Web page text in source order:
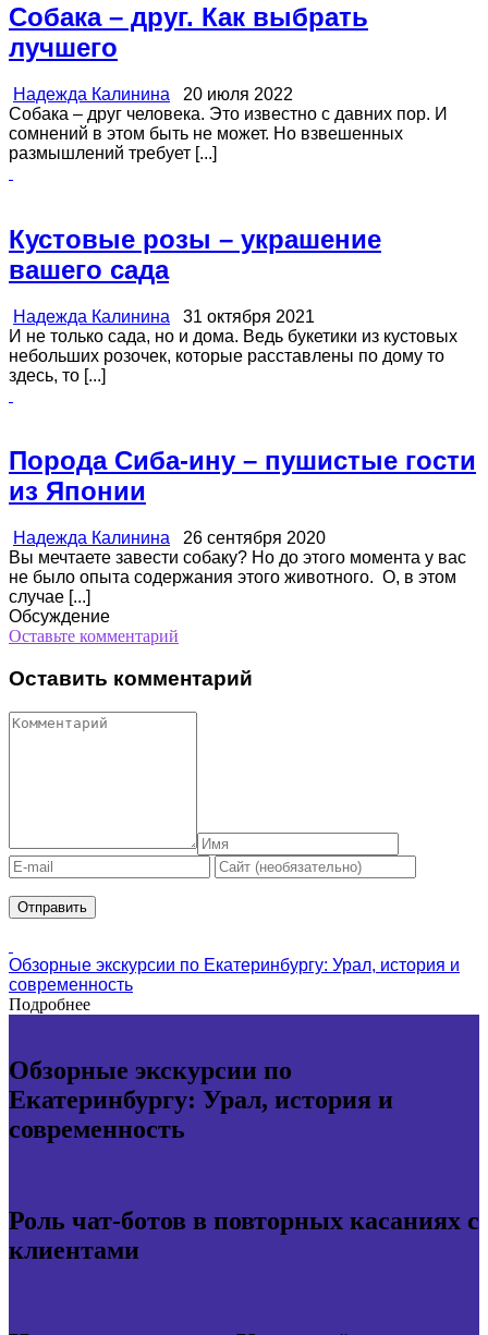
Собака – друг. Как выбрать
лучшего
Надежда Калинина 20 июля 2022
Собака – друг человека. Это известно с давних пор. И
сомнений в этом быть не может. Но взвешенных
размышлений требует [...]
Кустовые розы – украшение
вашего сада
Надежда Калинина 31 октября 2021
И не только сада, но и дома. Ведь букетики из кустовых
небольших розочек, которые расставлены по дому то
здесь, то [...]
Порода Сиба-ину – пушистые гости
из Японии
Надежда Калинина 26 сентября 2020
Вы мечтаете завести собаку? Но до этого момента у вас
не было опыта содержания этого животного. О, в этом
случае [...]
Обсуждение
Оставьте комментарий
Оставить комментарий
Обзорные экскурсии по Екатеринбургу: Урал, история и
современность
Подробнее
Обзорные экскурсии по
Екатеринбургу: Урал, история и
современность
Роль чат-ботов в повторных касаниях с
клиентами